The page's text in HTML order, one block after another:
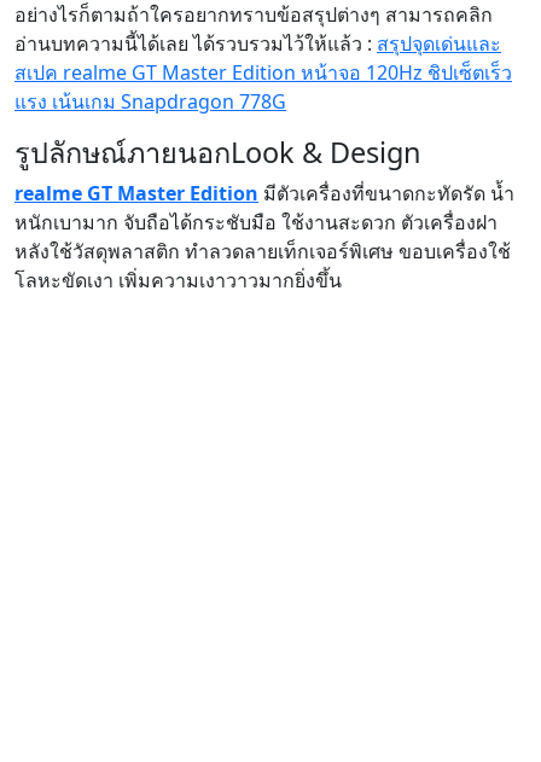
อย่างไรก็ตามถ้าใครอยากทราบข้อสรุปต่างๆ สามารถคลิก
อ่านบทความนี้ได้เลย ได้รวบรวมไว้ให้แล้ว : สรุปจุดเด่นและ
สเปค realme GT Master Edition หน้าจอ 120Hz ชิปเซ็ตเร็ว
แรง เน้นเกม Snapdragon 778G
รูปลักษณ์ภายนอกLook & Design
realme GT Master Edition มีตัวเครื่องที่ขนาดกะทัดรัด น้ำ
หนักเบามาก จับถือได้กระชับมือ ใช้งานสะดวก ตัวเครื่องฝา
หลังใช้วัสดุพลาสติก ทำลวดลายเท็กเจอร์พิเศษ ขอบเครื่องใช้
โลหะขัดเงา เพิ่มความเงาวาวมากยิ่งขึ้น